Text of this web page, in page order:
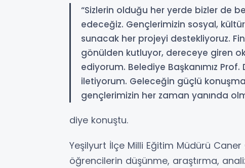
“Sizlerin olduğu her yerde bizler de
edeceğiz. Gençlerimizin sosyal,
sunacak her projeyi destekliyoruz.
gönülden kutluyor, dereceye giren
ediyorum. Belediye Başkanımız Prof.
iletiyorum. Geleceğin güçlü
gençlerimizin her zaman yanında
diye konuştu.
Yeşilyurt İlçe Milli Eğitim Müdürü
öğrencilerin düşünme, araştırma,